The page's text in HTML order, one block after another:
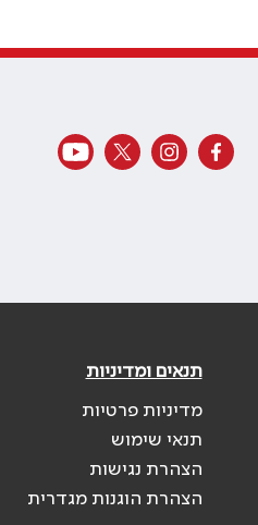
תנאים ומדיניות
מדיניות פרטיות
תנאי שימוש
הצהרת נגישות
הצהרת הוגנות מגדרית